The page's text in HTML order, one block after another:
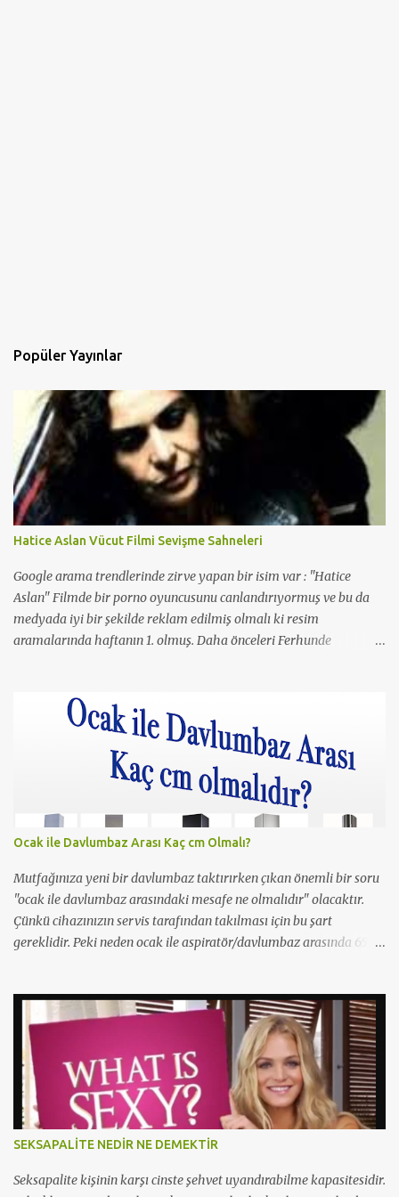
Popüler Yayınlar
Hatice Aslan Vücut Filmi Sevişme Sahneleri
Google arama trendlerinde zirve yapan bir isim var : "Hatice
Aslan" Filmde bir porno oyuncusunu canlandırıyormuş ve bu da
medyada iyi bir şekilde reklam edilmiş olmalı ki resim
aramalarında haftanın 1. olmuş. Daha önceleri Ferhunde
bir sahnesi yer almış yazı içinde yer alan kare de o filmden.
Çıplaklık prim ediyor, filmin bi boka benzediğini sanmıyorum
ama konu porno olunca rağbet olacaktır, şimdiden iyi reklamı
Ocak ile Davlumbaz Arası Kaç cm Olmalı?
Mutfağınıza yeni bir davlumbaz taktırırken çıkan önemli bir soru
"ocak ile davlumbaz arasındaki mesafe ne olmalıdır" olacaktır.
Çünkü cihazınızın servis tarafından takılması için bu şart
gereklidir. Peki neden ocak ile aspiratör/davlumbaz arasında 65
artırır ve çıkacak bir yangında servisi/beyaz eşya firmasını
sorumlu kılar. Bu sebeple yetkili servisler 65cm'den 1cm bile kısa
olsalar montajı gerçekleştirmezler. Montaj yapmaları halinde ise
gereksiz bir risk almış olurlar. Bu yüzden mutfak dolabınızı
yaptırırken aspiratör/davlumbaz takılma mesefesini en 65cm
olacak şekilde yer bırakmaya dikkat etmelisiniz.
http://www.pasahome.com/3-BOY-ISIYA-DAYANIKLI-FIRFIRLI-
http://blog.yilmazbaris.com/2011/08/aspirator-alrken-nelere-
SEKSAPALİTE NEDİR NE DEMEKTİR
Seksapalite kişinin karşı cinste şehvet uyandırabilme kapasitesidir.